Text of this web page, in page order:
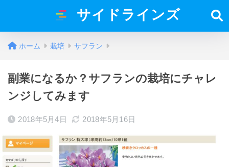
サイドラインズ
ホーム 栽培 サフラン
副業になるか？サフランの栽培にチャレ
ンジしてみます
2018年5月4日 2018年5月16日